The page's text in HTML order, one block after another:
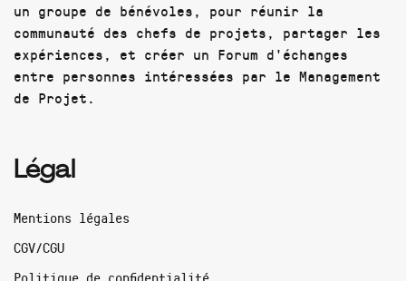
un groupe de bénévoles, pour réunir la
communauté des chefs de projets, partager les
expériences, et créer un Forum d'échanges
entre personnes intéressées par le Management
de Projet.
Légal
Mentions légales
CGV/CGU
Politique de confidentialité